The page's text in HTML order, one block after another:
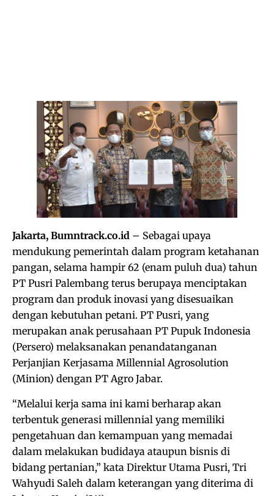
Jakarta, Bumntrack.co.id – Sebagai upaya
mendukung pemerintah dalam program ketahanan
pangan, selama hampir 62 (enam puluh dua) tahun
PT Pusri Palembang terus berupaya menciptakan
program dan produk inovasi yang disesuaikan
dengan kebutuhan petani. PT Pusri, yang
merupakan anak perusahaan PT Pupuk Indonesia
(Persero) melaksanakan penandatanganan
Perjanjian Kerjasama Millennial Agrosolution
(Minion) dengan PT Agro Jabar.
“Melalui kerja sama ini kami berharap akan
terbentuk generasi millennial yang memiliki
pengetahuan dan kemampuan yang memadai
dalam melakukan budidaya ataupun bisnis di
bidang pertanian,” kata Direktur Utama Pusri, Tri
Wahyudi Saleh dalam keterangan yang diterima di